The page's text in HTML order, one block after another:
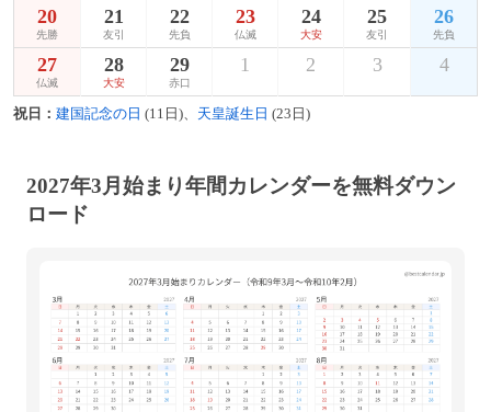
20
先勝
21
友引
22
先負
23
仏滅
24
大安
25
友引
26
先負
27
仏滅
28
大安
29
赤口
1 2 3 4
祝日： 建国記念の日 (11日)、 天皇誕生日 (23日)
2027年3月始まり年間カレンダーを無料ダウン
ロード